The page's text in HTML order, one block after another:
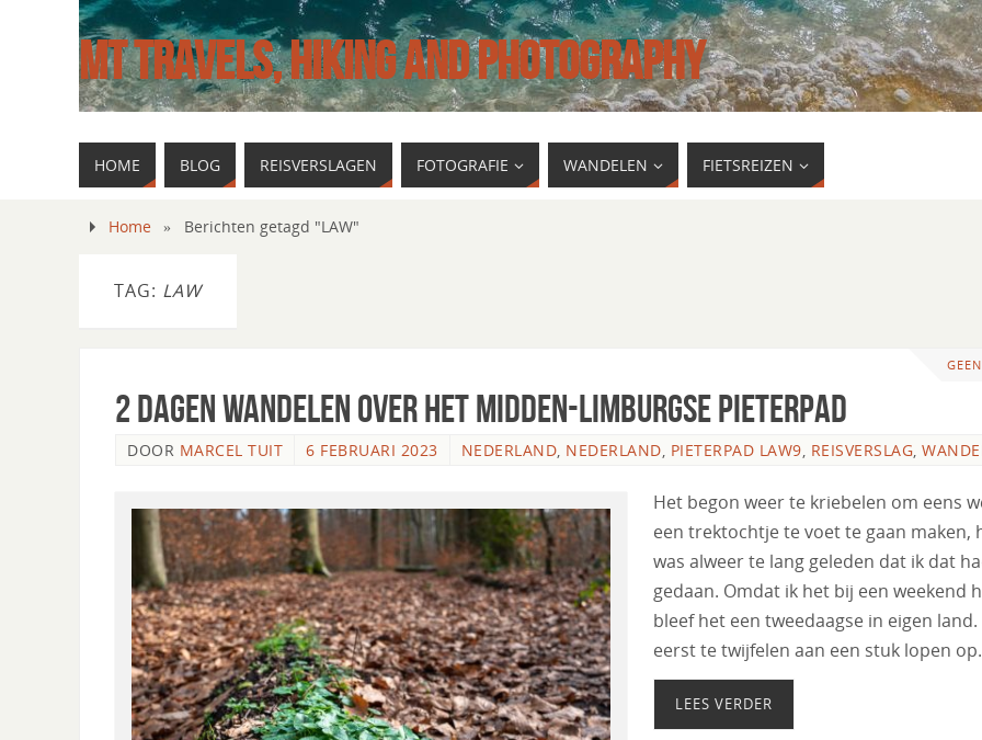
MT TRAVELS, HIKING AND PHOTOGRAPHY
HOME BLOG REISVERSLAGEN FOTOGRAFIE WANDELEN FIETSREIZEN
Home » Berichten getagd "LAW"
TAG: LAW
2 Dagen wandelen over het Midden-Limburgse Pieterpad
DOOR MARCEL TUIT 6 FEBRUARI 2023 NEDERLAND, NEDERLAND, PIETERPAD LAW9, REISVERSLAG,
Het begon weer te kriebelen om eens
een trektochtje te voet te gaan maken,
was alweer te lang geleden dat ik dat
gedaan. Omdat ik het bij een weekend
bleef het een tweedaagse in eigen land.
eerst te twijfelen aan een stuk lopen
LEES VERDER